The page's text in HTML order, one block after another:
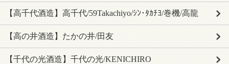
【高千代酒造】高千代/59Takachiyo/ｼﾝ･ﾀｶﾁﾖ/巻機/高龍
【高の井酒造】たかの井/田友
【千代の光酒造】千代の光/KENICHIRO